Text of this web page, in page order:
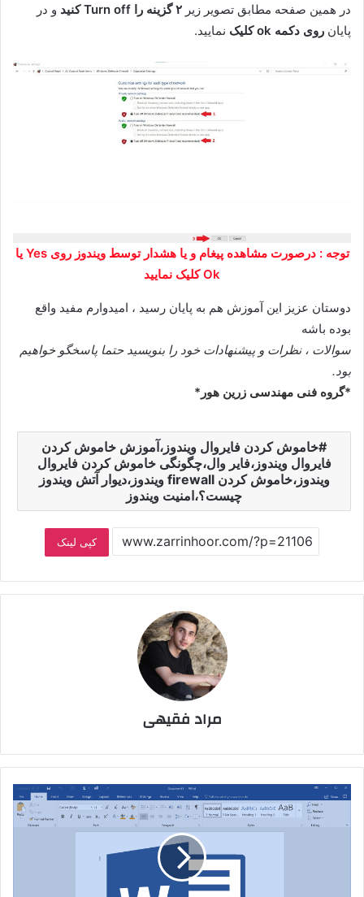
در همین صفحه مطابق تصویر زیر ۲ گزینه را Turn off کنید
و در
پایان روی دکمه ok کلیک نمایید.
توجه : درصورت مشاهده پیغام و یا هشدار توسط ویندوز روی Yes یا
Ok کلیک نمایید
دوستان عزیز این آموزش هم به پایان رسید ، امیدوارم مفید واقع
بوده باشه
سوالات ، نظرات و پیشنهادات خود را بنویسید حتما پاسخگو خواهیم
بود.
*گروه فنی مهندسی زرین هور*
خاموش کردن فایروال ویندوز،آموزش خاموش کردن
فایروال ویندوز،فایر وال،چگونگی خاموش کردن فایروال
ویندوز،خاموش کردن firewall ویندوز،دیوار آتش ویندوز
چیست؟،امنیت ویندوز
کپی لینک
مراد فقیهی